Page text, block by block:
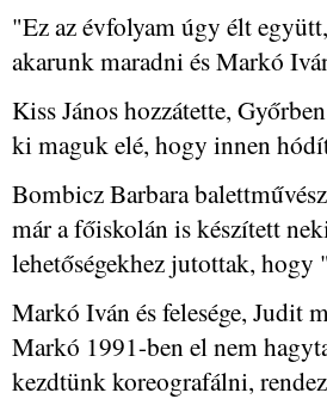
"Ez az évfolyam úgy élt
akarunk maradni és Markó
Kiss János hozzátette,
ki maguk elé, hogy innen
Bombicz Barbara
már a főiskolán is készített
lehetőségekhez jutottak,
Markó Iván és felesége, Judit
Markó 1991-ben el nem
kezdtünk koreografálni,